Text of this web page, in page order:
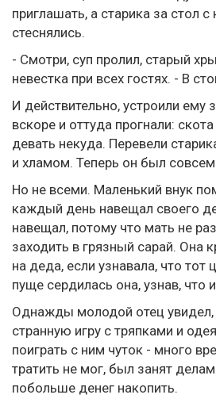
приглашать, а старика за стол
стеснялись.
- Смотри, суп пролил, старый
невестка при всех гостях. - В
И действительно, устроили ему
вскоре и оттуда прогнали:
девать некуда. Перевели
и хламом. Теперь он был
Но не всеми. Маленький внук
каждый день навещал своего
навещал, потому что мать не
заходить в грязный сарай. Она
на деда, если узнавала, что тот
пуще сердилась она, узнав, что
Однажды молодой отец увидел,
странную игру с тряпками и
поиграть с ним чуток - много
тратить не мог, был занят
побольше денег накопить.